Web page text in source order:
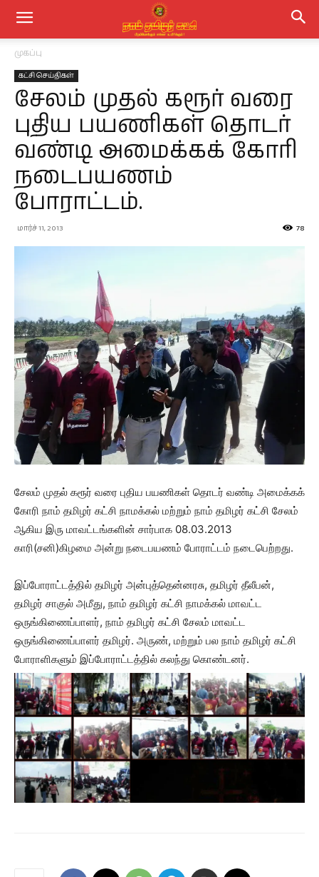
முகப்பு
கட்சி செய்திகள்
சேலம் முதல் கரூர் வரை
புதிய பயணிகள் தொடர்
வண்டி அமைக்கக் கோரி
நடைபயணம்
போராட்டம்.
மார்ச் 11, 2013 78
சேலம் முதல் கரூர் வரை புதிய பயணிகள் தொடர் வண்டி அமைக்கக்
கோரி நாம் தமிழர் கட்சி நாமக்கல் மற்றும் நாம் தமிழர் கட்சி சேலம்
ஆகிய இரு மாவட்டங்களின் சார்பாக 08.03.2013
காரி(சனி)கிழமை அன்று நடைபயணம் போராட்டம் நடைபெற்றது.
இப்போராட்டத்தில் தமிழர் அன்புத்தென்னரசு, தமிழர் தீலீபன்,
தமிழர் சாகுல் அமீது, நாம் தமிழர் கட்சி நாமக்கல் மாவட்ட
ஒருங்கிணைப்பாளர், நாம் தமிழர் கட்சி சேலம் மாவட்ட
ஒருங்கிணைப்பாளர் தமிழர். அருண், மற்றும் பல நாம் தமிழர் கட்சி
போராளிகளும் இப்போராட்டத்தில் கலந்து கொண்டனர்.